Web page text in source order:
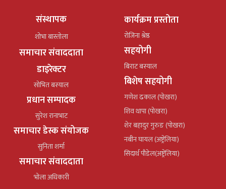
संस्थापक
शोभा बास्तोला
समाचार संवाददाता
डाइरेक्टर
सोभित बस्याल
प्रधान सम्पादक
सुरेश रानाभाट
समाचार डेस्क संयोजक
सुनिता शर्मा
समाचार संवाददाता
भोला अधिकारी
कार्यक्रम प्रस्तोता
रोजिना श्रेष्ठ
सहयोगी
बिराट बस्याल
बिशेष सहयोगी
गणेश ढकाल (पोखरा)
शिव थापा (पोखरा)
शेर बहादुर गुरुङ (पोखरा)
नबीन घायल (अष्ट्रेलिया)
सिदार्थ पौडेल(अष्ट्रेलिया)